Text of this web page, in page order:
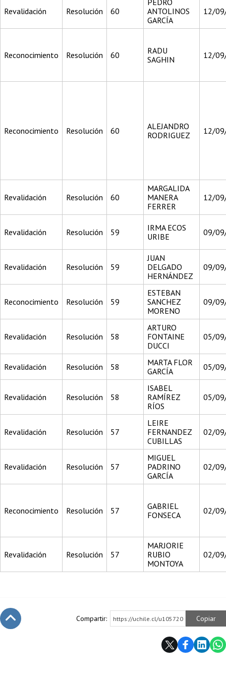
Revalidación Resolución 60
PEDRO
ANTOLINOS
GARCÍA
12/
Reconocimiento Resolución 60
RADU
SAGHIN
12/
Reconocimiento Resolución 60
ALEJANDRO
RODRIGUEZ
12/
Revalidación Resolución 60
MARGALIDA
MANERA
FERRER
12/
Revalidación Resolución 59
IRMA ECOS
URIBE
09/
Revalidación Resolución 59
JUAN
DELGADO
HERNÁNDEZ
09/
Reconocimiento Resolución 59
ESTEBAN
SANCHEZ
MORENO
09/
Revalidación Resolución 58
ARTURO
FONTAINE
DUCCI
05/
Revalidación Resolución 58
MARTA FLOR
GARCÍA
05/
Revalidación Resolución 58
ISABEL
RAMÍREZ
RÍOS
05/
Revalidación Resolución 57
LEIRE
FERNANDEZ
CUBILLAS
02/
Revalidación Resolución 57
MIGUEL
PADRINO
GARCÍA
02/
Reconocimiento Resolución 57
GABRIEL
FONSECA
02/
Revalidación Resolución 57
MARJORIE
RUBIO
MONTOYA
02/
Compartir: https://uchile.cl/u105720 Copiar